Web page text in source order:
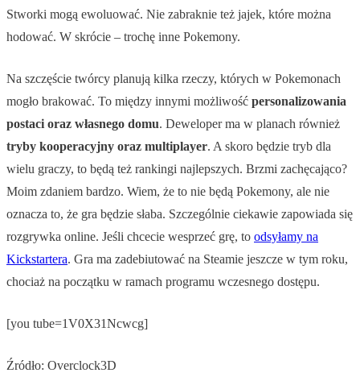
Stworki mogą ewoluować. Nie zabraknie też jajek, które można
hodować. W skrócie – trochę inne Pokemony.
Na szczęście twórcy planują kilka rzeczy, których w Pokemonach
mogło brakować. To między innymi możliwość personalizowania
postaci oraz własnego domu. Deweloper ma w planach również
tryby kooperacyjny oraz multiplayer. A skoro będzie tryb dla
wielu graczy, to będą też rankingi najlepszych. Brzmi zachęcająco?
Moim zdaniem bardzo. Wiem, że to nie będą Pokemony, ale nie
oznacza to, że gra będzie słaba. Szczególnie ciekawie zapowiada się
rozgrywka online. Jeśli chcecie wesprzeć grę, to odsyłamy na
Kickstartera. Gra ma zadebiutować na Steamie jeszcze w tym roku,
chociaż na początku w ramach programu wczesnego dostępu.
[you tube=1V0X31Ncwcg]
Źródło: Overclock3D